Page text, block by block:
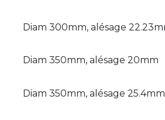
Diam 300mm, alésage
Diam 350mm, alésage 20mm
Diam 350mm, alésage 25.4mm